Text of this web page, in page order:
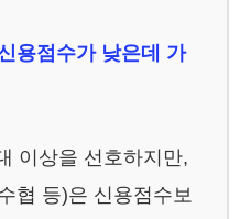
용점수가 낮은데 가
이상을 선호하지만,
협 등)은 신용점수보